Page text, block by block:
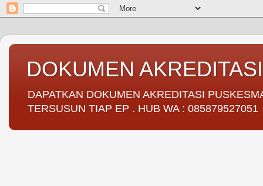
DOKUMEN
DAPATKAN DOKUMEN AKREDITASI
TERSUSUN TIAP EP . HUB WA : 085879527051